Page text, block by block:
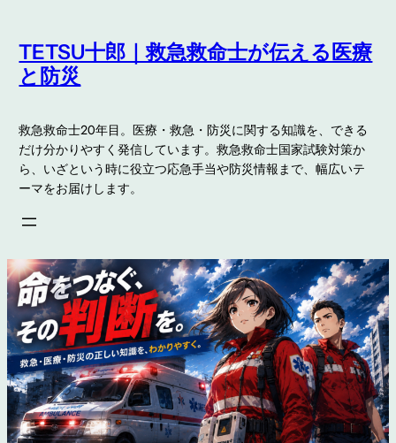
容
を
ス
ッ
プ
TETSU十郎｜救急救命士が伝える医療
と防災
救急救命士20年目。医療・救急・防災に関する知識を、できる
だけ分かりやすく発信しています。救急救命士国家試験対策か
ら、いざという時に役立つ応急手当や防災情報まで、幅広いテ
ーマをお届けします。